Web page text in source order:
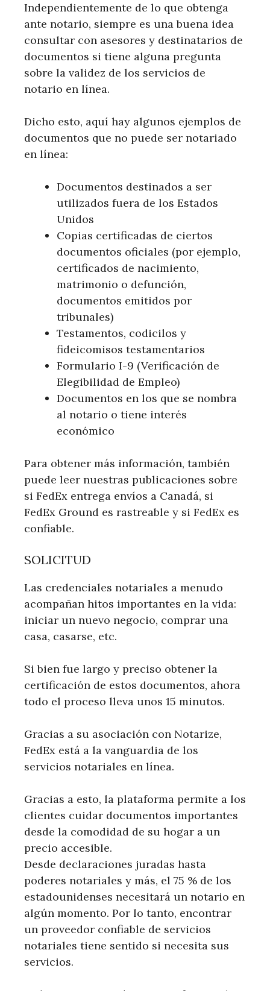
Independientemente de lo que obtenga
ante notario, siempre es una buena idea
consultar con asesores y destinatarios de
documentos si tiene alguna pregunta
sobre la validez de los servicios de
notario en línea.
Dicho esto, aquí hay algunos ejemplos de
documentos que no puede ser notariado
en línea:
Documentos destinados a ser
utilizados fuera de los Estados
Unidos
Copias certificadas de ciertos
documentos oficiales (por ejemplo,
certificados de nacimiento,
matrimonio o defunción,
documentos emitidos por
tribunales)
Testamentos, codicilos y
fideicomisos testamentarios
Formulario I-9 (Verificación de
Elegibilidad de Empleo)
Documentos en los que se nombra
al notario o tiene interés
económico
Para obtener más información, también
puede leer nuestras publicaciones sobre
si FedEx entrega envíos a Canadá, si
FedEx Ground es rastreable y si FedEx es
confiable.
SOLICITUD
Las credenciales notariales a menudo
acompañan hitos importantes en la vida:
iniciar un nuevo negocio, comprar una
casa, casarse, etc.
Si bien fue largo y preciso obtener la
certificación de estos documentos, ahora
todo el proceso lleva unos 15 minutos.
Gracias a su asociación con Notarize,
FedEx está a la vanguardia de los
servicios notariales en línea.
Gracias a esto, la plataforma permite a los
clientes cuidar documentos importantes
desde la comodidad de su hogar a un
precio accesible.
Desde declaraciones juradas hasta
poderes notariales y más, el 75 % de los
estadounidenses necesitará un notario en
algún momento. Por lo tanto, encontrar
un proveedor confiable de servicios
notariales tiene sentido si necesita sus
servicios.